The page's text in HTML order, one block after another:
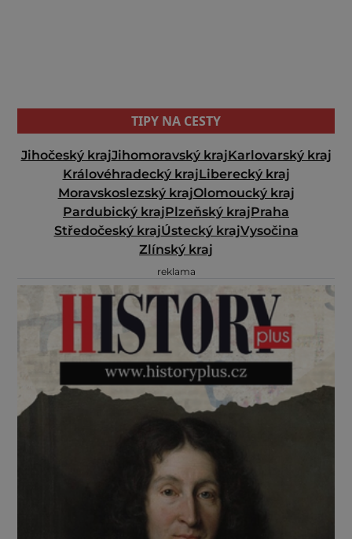
TIPY NA CESTY
Jihočeský krajJihomoravský krajKarlovarský kraj
Královéhradecký krajLiberecký kraj
Moravskoslezský krajOlomoucký kraj
Pardubický krajPlzeňský krajPraha
Středočeský krajÚstecký krajVysočina
Zlínský kraj
reklama